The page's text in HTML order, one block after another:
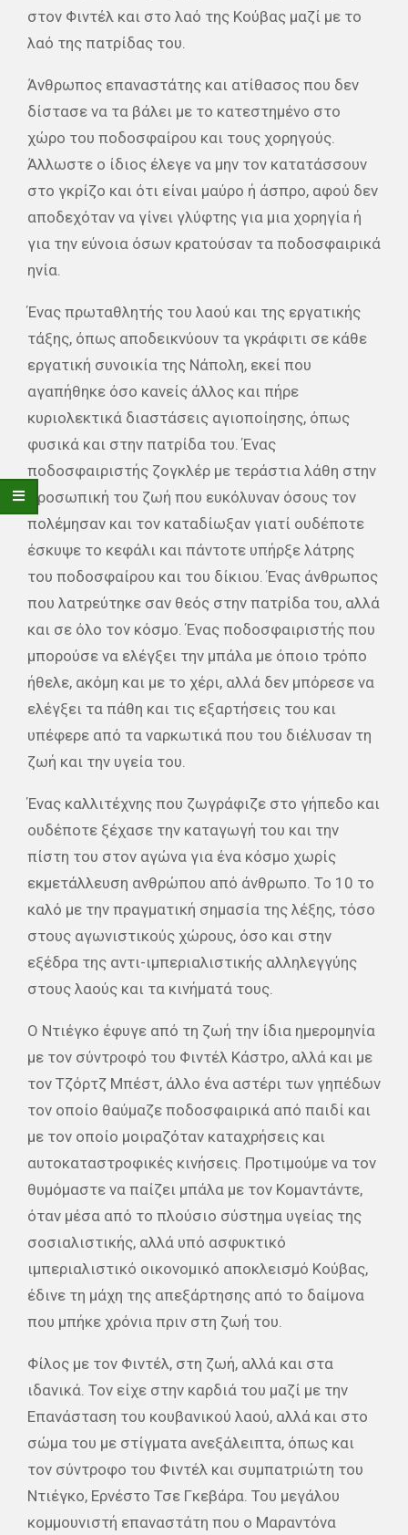
στον Φιντέλ και στο λαό της Κούβας μαζί με το
λαό της πατρίδας του.
Άνθρωπος επαναστάτης και ατίθασος που δεν
δίστασε να τα βάλει με το κατεστημένο στο
χώρο του ποδοσφαίρου και τους χορηγούς.
Άλλωστε ο ίδιος έλεγε να μην τον κατατάσσουν
στο γκρίζο και ότι είναι μαύρο ή άσπρο, αφού δεν
αποδεχόταν να γίνει γλύφτης για μια χορηγία ή
για την εύνοια όσων κρατούσαν τα ποδοσφαιρικά
ηνία.
Ένας πρωταθλητής του λαού και της εργατικής
τάξης, όπως αποδεικνύουν τα γκράφιτι σε κάθε
εργατική συνοικία της Νάπολη, εκεί που
αγαπήθηκε όσο κανείς άλλος και πήρε
κυριολεκτικά διαστάσεις αγιοποίησης, όπως
φυσικά και στην πατρίδα του. Ένας
ποδοσφαιριστής ζογκλέρ με τεράστια λάθη στην
προσωπική του ζωή που ευκόλυναν όσους τον
πολέμησαν και τον καταδίωξαν γιατί ουδέποτε
έσκυψε το κεφάλι και πάντοτε υπήρξε λάτρης
του ποδοσφαίρου και του δίκιου. Ένας άνθρωπος
που λατρεύτηκε σαν θεός στην πατρίδα του, αλλά
και σε όλο τον κόσμο. Ένας ποδοσφαιριστής που
μπορούσε να ελέγξει την μπάλα με όποιο τρόπο
ήθελε, ακόμη και με το χέρι, αλλά δεν μπόρεσε να
ελέγξει τα πάθη και τις εξαρτήσεις του και
υπέφερε από τα ναρκωτικά που του διέλυσαν τη
ζωή και την υγεία του.
Ένας καλλιτέχνης που ζωγράφιζε στο γήπεδο και
ουδέποτε ξέχασε την καταγωγή του και την
πίστη του στον αγώνα για ένα κόσμο χωρίς
εκμετάλλευση ανθρώπου από άνθρωπο. Το 10 το
καλό με την πραγματική σημασία της λέξης, τόσο
στους αγωνιστικούς χώρους, όσο και στην
εξέδρα της αντι-ιμπεριαλιστικής αλληλεγγύης
στους λαούς και τα κινήματά τους.
Ο Ντιέγκο έφυγε από τη ζωή την ίδια ημερομηνία
με τον σύντροφό του Φιντέλ Κάστρο, αλλά και με
τον Τζόρτζ Μπέστ, άλλο ένα αστέρι των γηπέδων
τον οποίο θαύμαζε ποδοσφαιρικά από παιδί και
με τον οποίο μοιραζόταν καταχρήσεις και
αυτοκαταστροφικές κινήσεις. Προτιμούμε να τον
θυμόμαστε να παίζει μπάλα με τον Κομαντάντε,
όταν μέσα από το πλούσιο σύστημα υγείας της
σοσιαλιστικής, αλλά υπό ασφυκτικό
ιμπεριαλιστικό οικονομικό αποκλεισμό Κούβας,
έδινε τη μάχη της απεξάρτησης από το δαίμονα
που μπήκε χρόνια πριν στη ζωή του.
Φίλος με τον Φιντέλ, στη ζωή, αλλά και στα
ιδανικά. Τον είχε στην καρδιά του μαζί με την
Επανάσταση του κουβανικού λαού, αλλά και στο
σώμα του με στίγματα ανεξάλειπτα, όπως και
τον σύντροφο του Φιντέλ και συμπατριώτη του
Ντιέγκο, Ερνέστο Τσε Γκεβάρα. Του μεγάλου
κομμουνιστή επαναστάτη που ο Μαραντόνα